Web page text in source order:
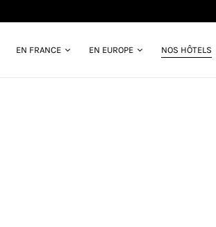
EN FRANCE EN EUROPE NOS HÔTELS